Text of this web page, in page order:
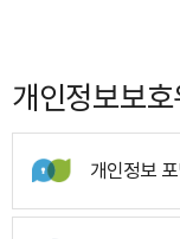
개인정보보
개인정보